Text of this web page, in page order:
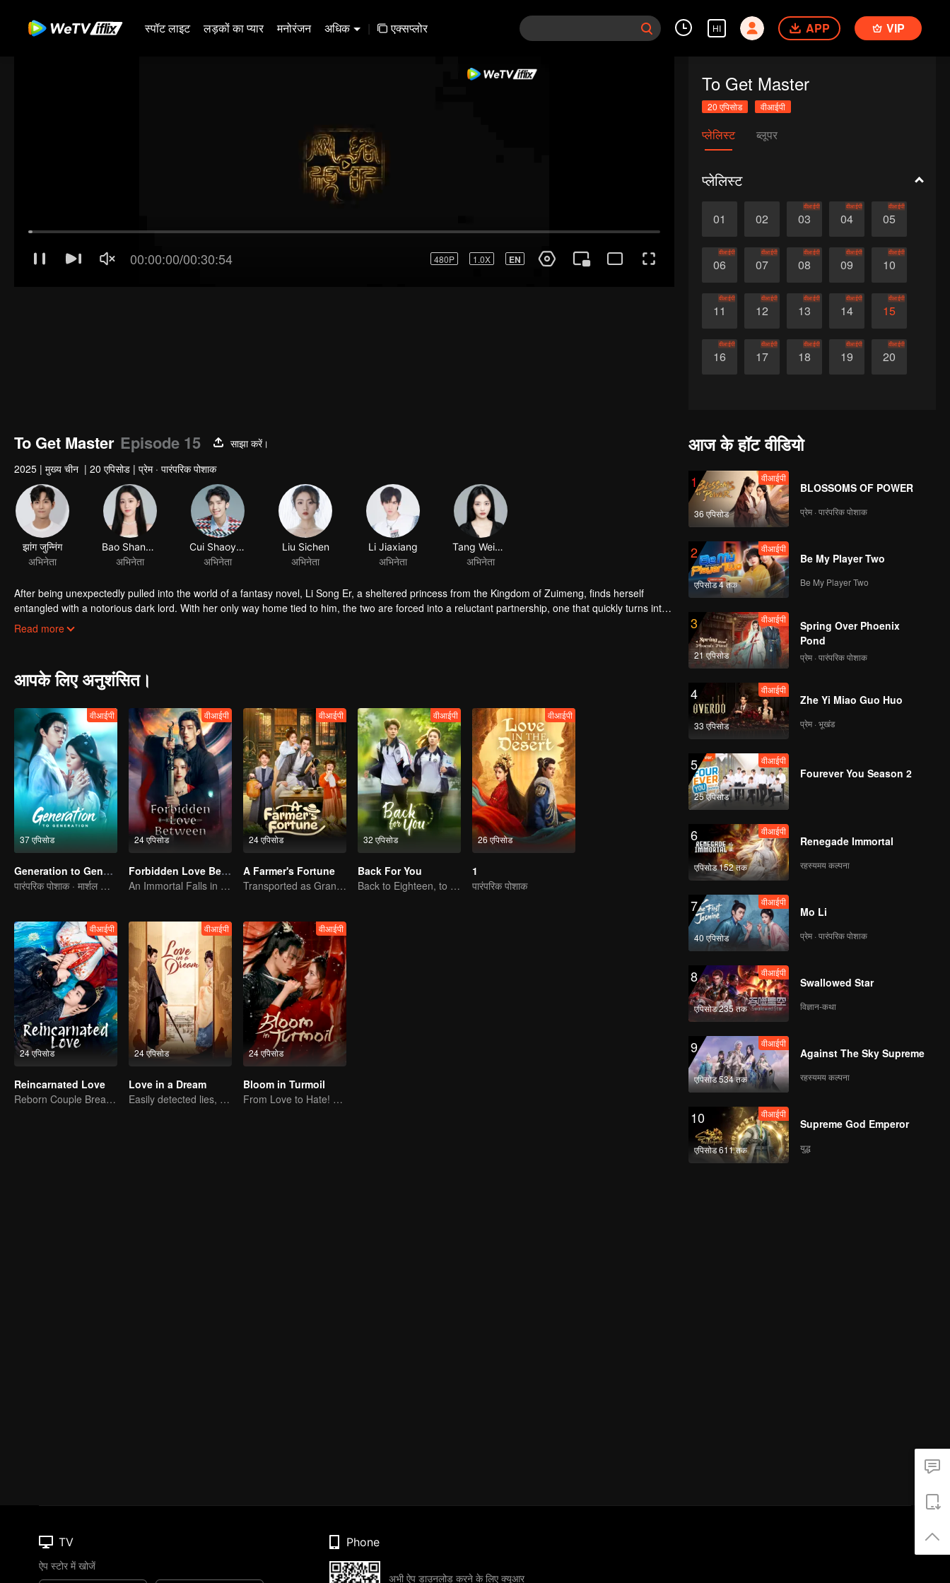
स्पॉट लाइट लड़कों का प्यार मनोरंजन अधिक | एक्सप्लोर HI APP VIP
To Get Master
20 एपिसोड वीआईपी
प्लेलिस्ट ब्लूपर
प्लेलिस्ट
01 02 03
वीआईपी
04
वीआईपी
05
वीआईपी
06
वीआईपी
07
वीआईपी
08
वीआईपी
09
वीआईपी
10
वीआईपी
11
वीआईपी
12
वीआईपी
13
वीआईपी
14
वीआईपी
15
वीआईपी
16
वीआईपी
17
वीआईपी
18
वीआईपी
19
वीआईपी
20
वीआईपी
To Get Master Episode 15
साझा करें।
2025 | मुख्य चीन | 20 एपिसोड | प्रेम · पारंपरिक पोशाक
झांग जुन्निंग
अभिनेता
Bao Shangen
अभिनेता
After being unexpectedly pulled into the world of a fantasy novel, Li Song Er, a sheltered princess from the Kingdom of Zuimeng, finds herself
entangled with a notorious dark lord. With her only way home tied to him, the two are forced into a reluctant partnership, one that quickly turns into
a passionate and turbulent love-hate journey.
Read more
आपके लिए अनुशंसित।
37 एपिसोड
वीआईपी
Generation to Generation
पारंपरिक पोशाक · मार्शल आर्ट्स।
24 एपिसोड
वीआईपी
Forbidden Love Between
An Immortal Falls in Love With a Witch
24 एपिसोड
वीआईपी
A Farmer's Fortune
Transported as Granny, Rewrite the Fate!
32 एपिसोड
वीआईपी
Back For You
Back to Eighteen, to Save His White Moonlight
26 एपिसोड
वीआईपी
1
पारंपरिक पोशाक
24 एपिसोड
वीआईपी
Reincarnated Love
Reborn Couple Breaks the Ten-Life Doom
24 एपिसोड
वीआईपी
Love in a Dream
Easily detected lies, hard-to-find true hearts
24 एपिसोड
वीआईपी
Bloom in Turmoil
From Love to Hate! Sisterhood Rising for Revenge
आज के हॉट वीडियो
1
36 एपिसोड
वीआईपी
BLOSSOMS OF POWER
प्रेम · पारंपरिक पोशाक
2
एपिसोड 4 तक
वीआईपी
Be My Player Two
Be My Player Two
3
21 एपिसोड
वीआईपी
Spring Over Phoenix
Pond
प्रेम · पारंपरिक पोशाक
4
33 एपिसोड
वीआईपी
Zhe Yi Miao Guo Huo
प्रेम · भूखंड
5
25 एपिसोड
वीआईपी
Fourever You Season 2
6
एपिसोड 152 तक
वीआईपी
Renegade Immortal
रहस्यमय कल्पना
7
40 एपिसोड
वीआईपी
Mo Li
प्रेम · पारंपरिक पोशाक
8
एपिसोड 235 तक
वीआईपी
Swallowed Star
विज्ञान-कथा
9
एपिसोड 534 तक
वीआईपी
Against The Sky Supreme
रहस्यमय कल्पना
10
एपिसोड 611 तक
वीआईपी
Supreme God Emperor
युद्ध
TV
ऐप स्टोर में खोजें
Phone
अभी ऐप डाउनलोड करने के लिए क्यूआर